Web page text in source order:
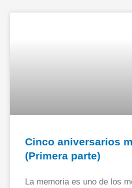
Cinco aniversarios
(Primera parte)
La memoria es uno de los